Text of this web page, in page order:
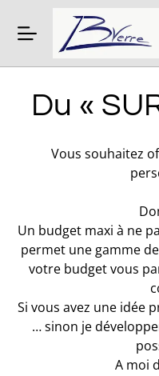
Du «
Vous souhaitez
Un budget maxi à ne
permet une gamme
votre budget vous
Si vous avez une idée
… sinon je
A moi